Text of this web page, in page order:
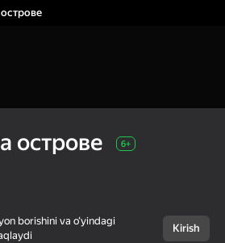
острове 6+
borishini va o‘yindagi
Kirish